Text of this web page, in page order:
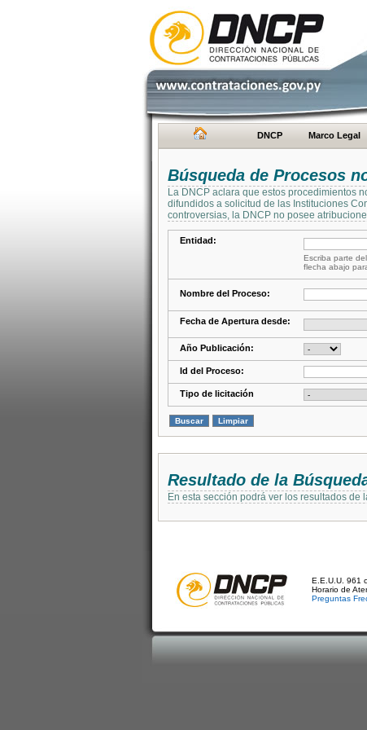
DNCP Marco Legal
Búsqueda de Procesos
La DNCP aclara que estos procedimientos
difundidos a solicitud de las Instituciones
controversias, la DNCP no posee
Entidad:
Escriba parte
flecha abajo
Nombre del Proceso:
Fecha de Apertura desde:
Año Publicación:
Id del Proceso:
Tipo de licitación
Resultado de la
En esta sección podrá ver los resultados
E.E.U.U. 961
Horario de
Preguntas